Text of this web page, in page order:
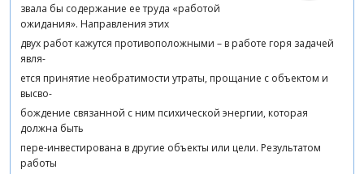
звала бы содержание ее труда «работой
ожидания». Направления этих
двух работ кажутся противоположными – в работе горя задачей
явля-
ется принятие необратимости утраты, прощание с объектом и
высво-
бождение связанной с ним психической энергии, которая
должна быть
пере-инвестирована в другие объекты или цели. Результатом
работы